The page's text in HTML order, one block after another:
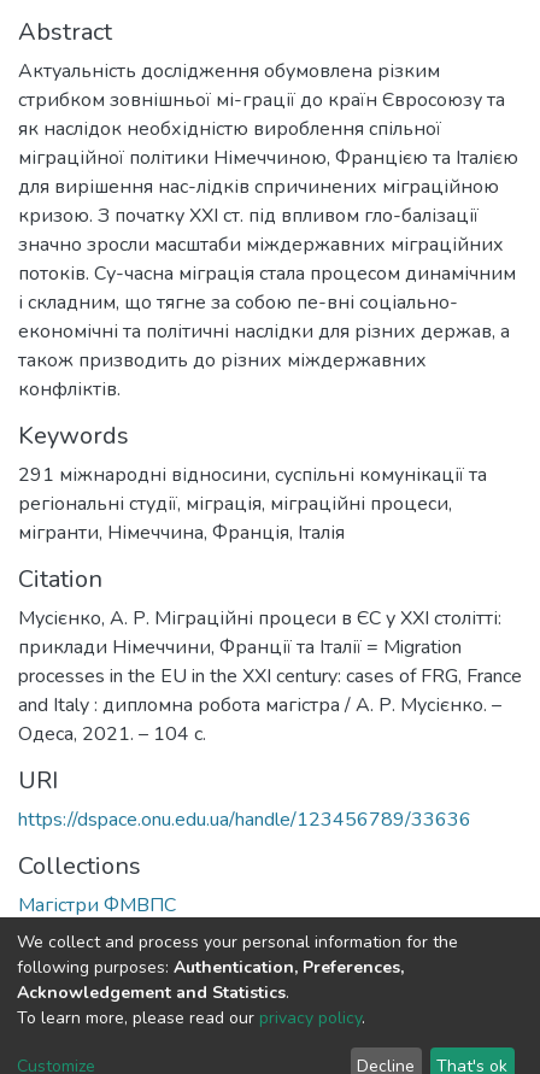
Abstract
Актуальність дослідження обумовлена різким
стрибком зовнішньої мі-грації до країн Євросоюзу та
як наслідок необхідністю вироблення спільної
міграційної політики Німеччиною, Францією та Італією
для вирішення нас-лідків спричинених міграційною
кризою. З початку ХХІ ст. під впливом гло-балізації
значно зросли масштаби міждержавних міграційних
потоків. Су-часна міграція стала процесом динамічним
і складним, що тягне за собою пе-вні соціально-
економічні та політичні наслідки для різних держав, а
також призводить до різних міждержавних
конфліктів.
Keywords
291 міжнародні відносини, суспільні комунікації та
регіональні студії, міграція, міграційні процеси,
мігранти, Німеччина, Франція, Італія
Citation
Мусієнко, А. Р. Міграційні процеси в ЄС у ХХІ столітті:
приклади Німеччини, Франції та Італії = Migration
processes in the EU in the XXI century: cases of FRG, France
and Italy : дипломна робота магістра / А. Р. Мусієнко. –
Одеса, 2021. – 104 с.
URI
https://dspace.onu.edu.ua/handle/123456789/33636
Collections
Магістри ФМВПС
Full item page
DSpace software copyright © 2009-2026
Cookie End User Send
We collect and process your personal information for the
following purposes: Authentication, Preferences,
Acknowledgement and Statistics.
To learn more, please read our privacy policy.
Customize Decline That's ok